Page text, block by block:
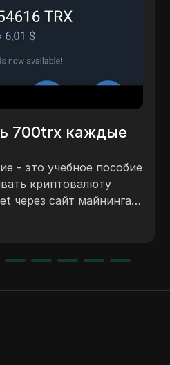
каждые
пособие
майнинга.
перед
Coin в